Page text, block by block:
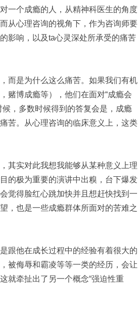
一个成瘾的人，从精神科医生的角度
从心理咨询的视角下，作为咨询师要
影响 ， 以及ta心灵深处所承受的痛苦
而是为什么这么痛苦。如果我们有机
赌博成瘾等），他们在面对“成瘾会
，多数时候得到的答复会是，成瘾
苦。从心理咨询的临床意义上，这类
其实对此我想我能够从某种意义上理
的极为重要的演讲中出糗，台下爆发
觉得脸红心跳加快并且想赶快找到一
，也是一些成瘾群体所面对的苦难之
跟他在成长过程中的经验有着很大的
被侮辱和霸凌等等一类的经历，会让
就牵扯出了另一个概念“强迫性重